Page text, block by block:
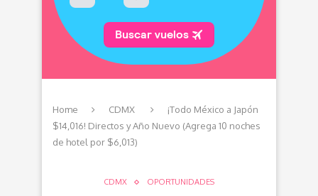
Home CDMX
¡Todo México a Japón
$14,016! Directos y Año Nuevo (Agrega 10 noches
de hotel por $6,013)
CDMX OPORTUNIDADES